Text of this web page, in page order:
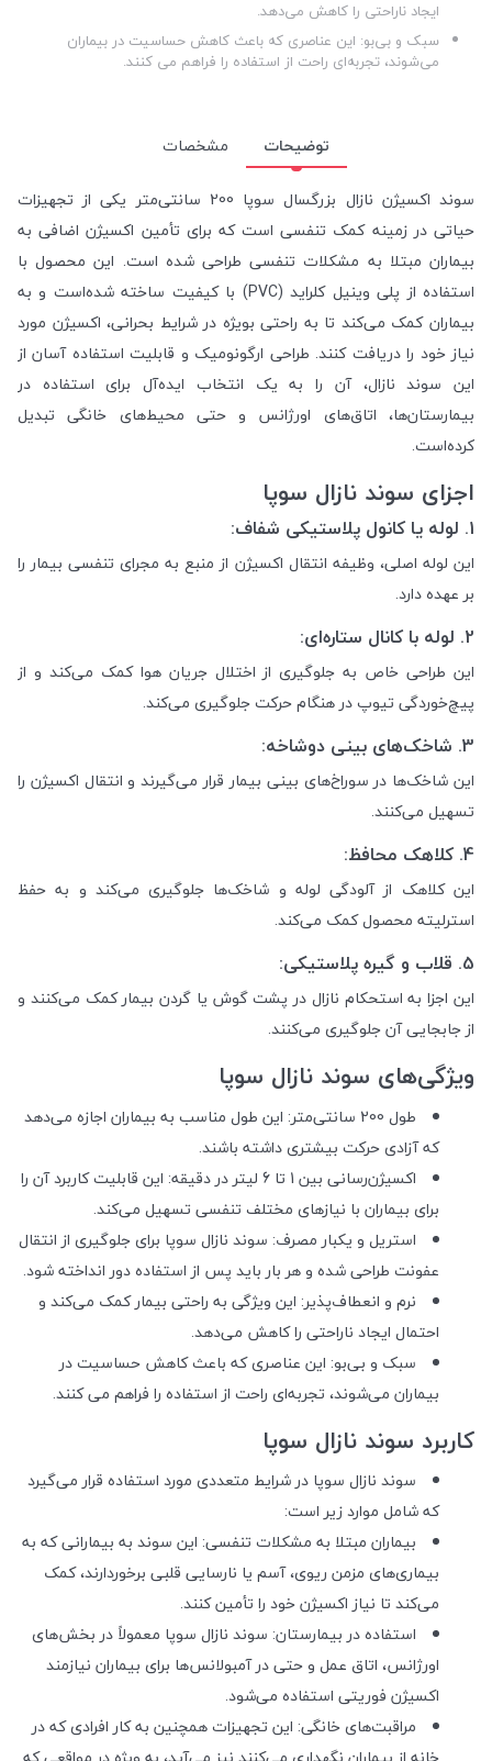
ایجاد ناراحتی را کاهش می‌دهد.
سبک و بی‌بو: این عناصری که باعث کاهش حساسیت در بیماران
می‌شوند، تجربه‌ای راحت از استفاده را فراهم می کنند.
توضیحات
مشخصات
سوند اکسیژن نازال بزرگسال سوپا 200 سانتی‌متر یکی از تجهیزات
حیاتی در زمینه کمک تنفسی است که برای تأمین اکسیژن اضافی به
بیماران مبتلا به مشکلات تنفسی طراحی شده است. این محصول با
استفاده از پلی وینیل کلراید (PVC) با کیفیت ساخته شده‌است و به
بیماران کمک می‌کند تا به راحتی بویژه در شرایط بحرانی، اکسیژن مورد
نیاز خود را دریافت کنند. طراحی ارگونومیک و قابلیت استفاده آسان از
این سوند نازال، آن را به یک انتخاب ایده‌آل برای استفاده در
بیمارستان‌ها، اتاق‌های اورژانس و حتی محیط‌های خانگی تبدیل
کرده‌است.
اجزای سوند نازال سوپا
1. لوله یا کانول پلاستیکی شفاف:
این لوله اصلی، وظیفه انتقال اکسیژن از منبع به مجرای تنفسی بیمار را
بر عهده دارد.
2. لوله با کانال ستاره‌ای:
این طراحی خاص به جلوگیری از اختلال جریان هوا کمک می‌کند و از
پیچ‌خوردگی تیوپ در هنگام حرکت جلوگیری می‌کند.
3. شاخک‌های بینی دوشاخه:
این شاخک‌ها در سوراخ‌های بینی بیمار قرار می‌گیرند و انتقال اکسیژن را
تسهیل می‌کنند.
4. کلاهک محافظ:
این کلاهک از آلودگی لوله و شاخک‌ها جلوگیری می‌کند و به حفظ
استرلیته محصول کمک می‌کند.
5. قلاب و گیره پلاستیکی:
این اجزا به استحکام نازال در پشت گوش یا گردن بیمار کمک می‌کنند و
از جابجایی آن جلوگیری می‌کنند.
ویژگی‌های سوند نازال سوپا
طول 200 سانتی‌متر: این طول مناسب به بیماران اجازه می‌دهد
که آزادی حرکت بیشتری داشته باشند.
اکسیژن‌رسانی بین 1 تا 6 لیتر در دقیقه: این قابلیت کاربرد آن را
برای بیماران با نیازهای مختلف تنفسی تسهیل می‌کند.
استریل و یکبار مصرف: سوند نازال سوپا برای جلوگیری از انتقال
عفونت طراحی شده و هر بار باید پس از استفاده دور انداخته شود.
نرم و انعطاف‌پذیر: این ویژگی به راحتی بیمار کمک می‌کند و
احتمال ایجاد ناراحتی را کاهش می‌دهد.
سبک و بی‌بو: این عناصری که باعث کاهش حساسیت در
بیماران می‌شوند، تجربه‌ای راحت از استفاده را فراهم می کنند.
کاربرد سوند نازال سوپا
سوند نازال سوپا در شرایط متعددی مورد استفاده قرار می‌گیرد
که شامل موارد زیر است:
بیماران مبتلا به مشکلات تنفسی: این سوند به بیمارانی که به
بیماری‌های مزمن ریوی، آسم یا نارسایی قلبی برخوردارند، کمک
می‌کند تا نیاز اکسیژن خود را تأمین کنند.
استفاده در بیمارستان: سوند نازال سوپا معمولاً در بخش‌های
اورژانس، اتاق عمل و حتی در آمبولانس‌ها برای بیماران نیازمند
اکسیژن فوریتی استفاده می‌شود.
مراقبت‌های خانگی: این تجهیزات همچنین به کار افرادی که در